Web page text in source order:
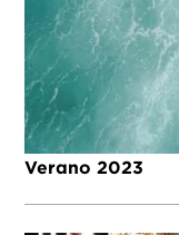
Verano 2023